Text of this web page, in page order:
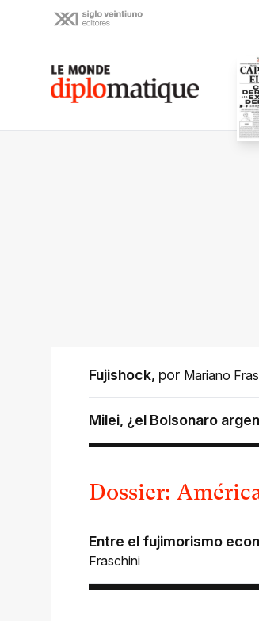
Le monde diplomatique
Fujishock, por Mariano
Milei, ¿el Bolsonaro
Dossier:
Entre el fujimorismo
Fraschini